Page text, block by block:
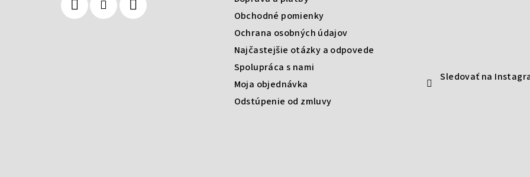
Obchodné pomienky
Ochrana osobných údajov
Najčastejšie otázky a odpovede
Spolupráca s nami
Moja objednávka
Odstúpenie od zmluvy
Sledovať na